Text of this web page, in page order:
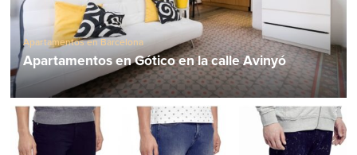
Apartamentos en Barcelona
Apartamentos en Gótico en la calle Avinyó